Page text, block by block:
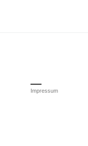
Impressum